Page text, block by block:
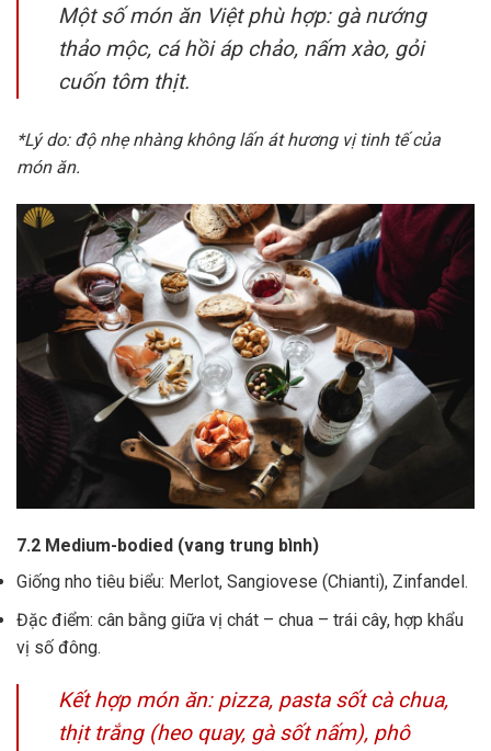
Một số món ăn Việt phù hợp: gà nướng
thảo mộc, cá hồi áp chảo, nấm xào, gỏi
cuốn tôm thịt.
*Lý do: độ nhẹ nhàng không lấn át hương vị tinh tế của
món ăn.
7.2 Medium-bodied (vang trung bình)
Giống nho tiêu biểu: Merlot, Sangiovese (Chianti), Zinfandel.
Đặc điểm: cân bằng giữa vị chát – chua – trái cây, hợp khẩu
vị số đông.
Kết hợp món ăn: pizza, pasta sốt cà chua,
thịt trắng (heo quay, gà sốt nấm), phô